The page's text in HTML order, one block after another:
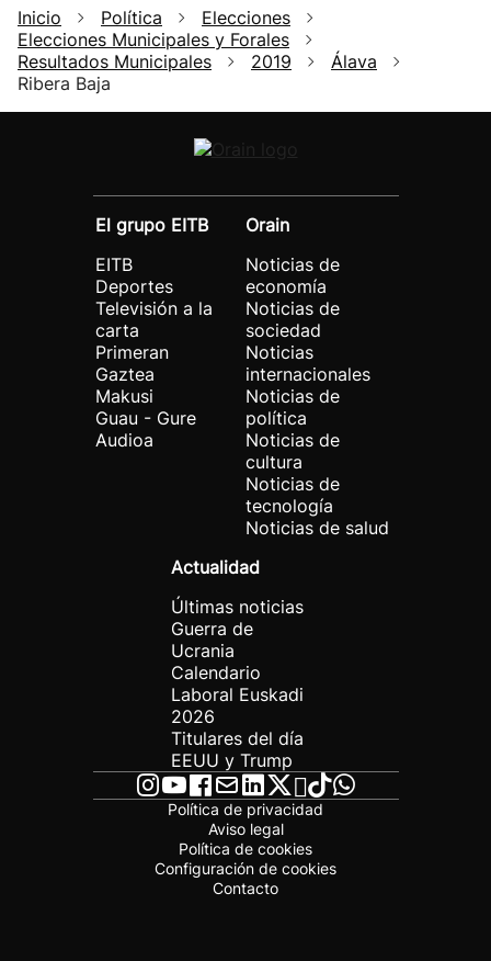
Inicio Política
Elecciones
Elecciones Municipales y Forales
Resultados Municipales
2019
Álava
Ribera Baja
El grupo EITB
EITB
Deportes
Televisión a la
carta
Primeran
Gaztea
Makusi
Guau - Gure
Audioa
Orain
Noticias de
economía
Noticias de
sociedad
Noticias
internacionales
Noticias de
política
Noticias de
cultura
Noticias de
tecnología
Noticias de salud
Actualidad
Últimas noticias
Guerra de
Ucrania
Calendario
Laboral Euskadi
2026
Titulares del día
EEUU y Trump
Política de privacidad
Aviso legal
Política de cookies
Configuración de cookies
Contacto